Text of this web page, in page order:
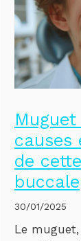
causes
de
buccale
30/01/2025
Le